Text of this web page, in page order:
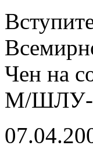
Чен на
М/ШЛУ-